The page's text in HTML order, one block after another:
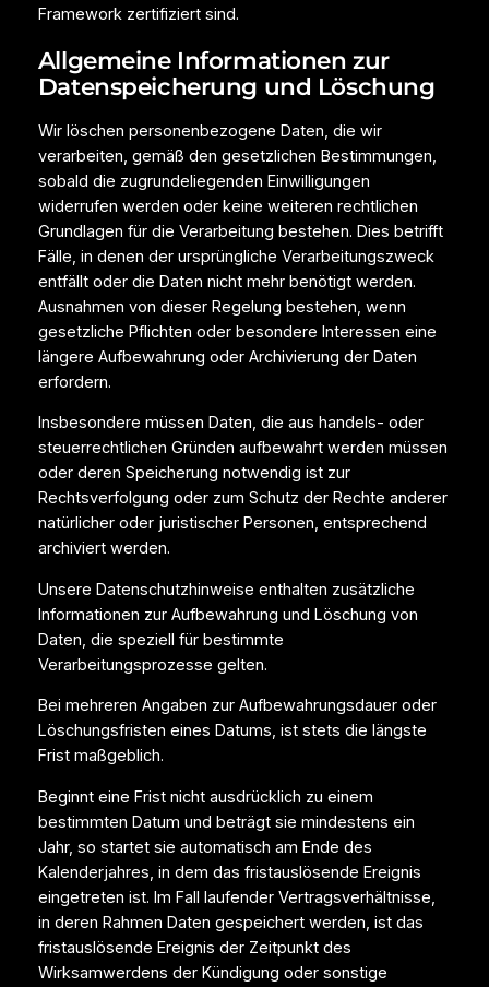
Framework zertifiziert sind.
Allgemeine Informationen zur
Datenspeicherung und Löschung
Wir löschen personenbezogene Daten, die wir
verarbeiten, gemäß den gesetzlichen Bestimmungen,
sobald die zugrundeliegenden Einwilligungen
widerrufen werden oder keine weiteren rechtlichen
Grundlagen für die Verarbeitung bestehen. Dies betrifft
Fälle, in denen der ursprüngliche Verarbeitungszweck
entfällt oder die Daten nicht mehr benötigt werden.
Ausnahmen von dieser Regelung bestehen, wenn
gesetzliche Pflichten oder besondere Interessen eine
längere Aufbewahrung oder Archivierung der Daten
erfordern.
Insbesondere müssen Daten, die aus handels- oder
steuerrechtlichen Gründen aufbewahrt werden müssen
oder deren Speicherung notwendig ist zur
Rechtsverfolgung oder zum Schutz der Rechte anderer
natürlicher oder juristischer Personen, entsprechend
archiviert werden.
Unsere Datenschutzhinweise enthalten zusätzliche
Informationen zur Aufbewahrung und Löschung von
Daten, die speziell für bestimmte
Verarbeitungsprozesse gelten.
Bei mehreren Angaben zur Aufbewahrungsdauer oder
Löschungsfristen eines Datums, ist stets die längste
Frist maßgeblich.
Beginnt eine Frist nicht ausdrücklich zu einem
bestimmten Datum und beträgt sie mindestens ein
Jahr, so startet sie automatisch am Ende des
Kalenderjahres, in dem das fristauslösende Ereignis
eingetreten ist. Im Fall laufender Vertragsverhältnisse,
in deren Rahmen Daten gespeichert werden, ist das
fristauslösende Ereignis der Zeitpunkt des
Wirksamwerdens der Kündigung oder sonstige